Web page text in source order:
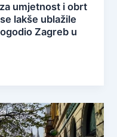
umjetnost i obrt
lakše ublažile
Zagreb u